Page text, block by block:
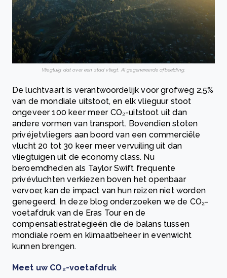
Vliegtuig dat over een stad vliegt. AI gegenereerde afbeelding.
De luchtvaart is verantwoordelijk voor grofweg 2,5%
van de mondiale uitstoot, en elk vlieguur stoot
ongeveer 100 keer meer CO₂-uitstoot uit dan
andere vormen van transport. Bovendien stoten
privéjetvliegers aan boord van een commerciële
vlucht 20 tot 30 keer meer vervuiling uit dan
vliegtuigen uit de economy class. Nu
beroemdheden als Taylor Swift frequente
privévluchten verkiezen boven het openbaar
vervoer, kan de impact van hun reizen niet worden
genegeerd. In deze blog onderzoeken we de CO₂-
voetafdruk van de Eras Tour en de
compensatiestrategieën die de balans tussen
mondiale roem en klimaatbeheer in evenwicht
kunnen brengen.
Meet uw CO₂-voetafdruk